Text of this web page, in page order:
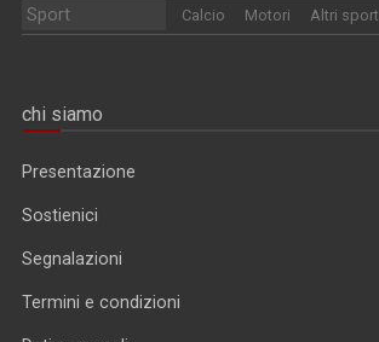
Sport Calcio Motori Altri sport
chi siamo
Presentazione
Sostienici
Segnalazioni
Termini e condizioni